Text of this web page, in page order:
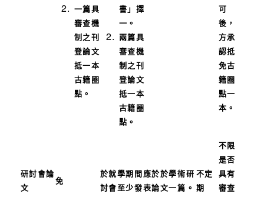
一篇具
審查機
制之刊
登論文
抵一本
古籍圈
點。
書」擇
一。
兩篇具
審查機
制之刊
登論文
抵一本
古籍圈
點。
可
後，
方承
認抵
免古
籍圈
點一
本。
研討會論
文
免
於就學期間應於於學術研
討會至少發表論文一篇。
不定
期
不限
是否
具有
審查